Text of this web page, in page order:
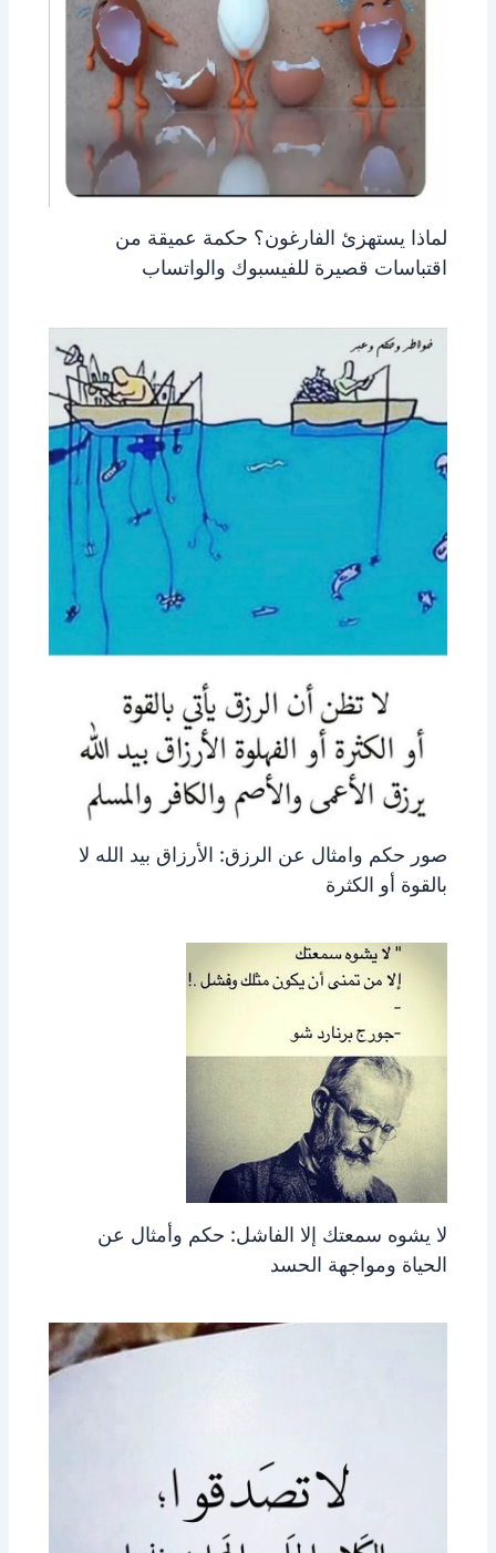
لماذا يستهزئ الفارغون؟ حكمة عميقة من
اقتباسات قصيرة للفيسبوك والواتساب
صور حكم وامثال عن الرزق: الأرزاق بيد الله لا
بالقوة أو الكثرة
لا يشوه سمعتك إلا الفاشل: حكم وأمثال عن
الحياة ومواجهة الحسد